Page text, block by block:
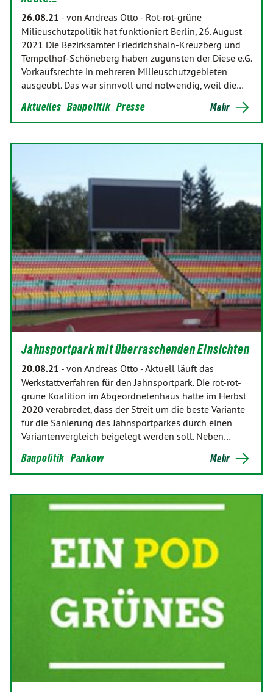
26.08.21 - von Andreas Otto - Rot-rot-grüne
Milieuschutzpolitik hat funktioniert Berlin, 26. August
2021 Die Bezirksämter Friedrichshain-Kreuzberg und
Tempelhof-Schöneberg haben zugunsten der Diese e.G.
Vorkaufsrechte in mehreren Milieuschutzgebieten
ausgeübt. Das war sinnvoll und notwendig, weil die…
Aktuelles Baupolitik Presse Mehr
Jahnsportpark mit überraschenden Einsichten
20.08.21 - von Andreas Otto -Aktuell läuft das
Werkstattverfahren für den Jahnsportpark. Die rot-rot-
grüne Koalition im Abgeordnetenhaus hatte im Herbst
2020 verabredet, dass der Streit um die beste Variante
für die Sanierung des Jahnsportparkes durch einen
Variantenvergleich beigelegt werden soll. Neben…
Baupolitik Pankow Mehr